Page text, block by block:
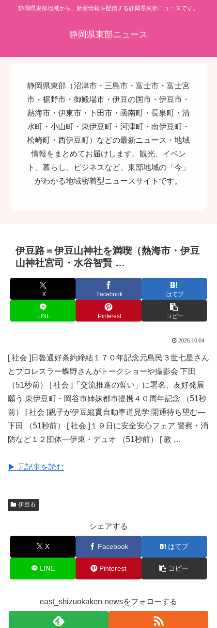
静岡県東部地域から、新着情報を配信する静岡県東部ニュースです。
静岡県東部ニュース
静岡県東部（沼津市・三島市・富士市・富士宮
市・裾野市・御殿場市・伊豆の国市・伊豆市・
熱海市・伊東市・下田市・函南町・長泉町・清
水町・小山町・東伊豆町・河津町・南伊豆町・
松崎町・西伊豆町）などの最新ニュース・地域
情報をまとめてお届けします。観光、イベン
ト、暮らし、ビジネスなど、東部地域の「今」
がわかる地域密着型ニュースサイトです。
伊豆路＝伊豆山神社を満喫（熱海市・伊豆
山神社宮司・水谷智賢 …
X Facebook はてブ
LINE Pinterest コピー
2025.10.04
[ 社会 ]日魯通好条約締結１７０年記念元島民３世七星さん
とプロレスラー蝶野さんがトークショーや撮影会 下田
（51秒前） [ 社会 ]「交流推進の誓い」に署名、友好発展
願う 東伊豆町・岡谷市姉妹都市提携４０周年記念 （51秒
前） [ 社会 ]親子が伊豆縦貫自動車道見学 開通待ち望む―
下田 （51秒前） [ 社会 ]１９日に安全安心フェア 警察・消
防など１２団体―伊東・デュオ （51秒前） [ 教 …
▶ 元記事を読む
伊豆市
シェアする
X Facebook はてブ
LINE Pinterest コピー
east_shizuokaken-newsをフォローする